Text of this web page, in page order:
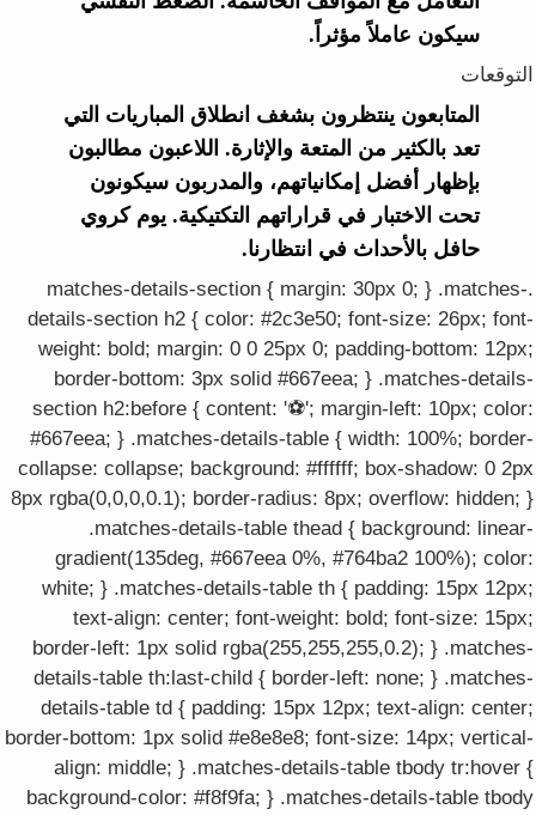
سيكون عاملاً مؤثراً.
التوقعات
المتابعون ينتظرون بشغف انطلاق المباريات التي
تعد بالكثير من المتعة والإثارة. اللاعبون مطالبون
بإظهار أفضل إمكانياتهم، والمدربون سيكونون
تحت الاختبار في قراراتهم التكتيكية. يوم كروي
حافل بالأحداث في انتظارنا.
.matches-details-section { margin: 30px 0; } .matches-
details-section h2 { color: #2c3e50; font-size: 26px; font-
weight: bold; margin: 0 0 25px 0; padding-bottom: 12px;
border-bottom: 3px solid #667eea; } .matches-details-
section h2:before { content: '⚽'; margin-left: 10px; color:
#667eea; } .matches-details-table { width: 100%; border-
collapse: collapse; background: #ffffff; box-shadow: 0 2px
8px rgba(0,0,0,0.1); border-radius: 8px; overflow: hidden; }
.matches-details-table thead { background: linear-
gradient(135deg, #667eea 0%, #764ba2 100%); color:
white; } .matches-details-table th { padding: 15px 12px;
text-align: center; font-weight: bold; font-size: 15px;
border-left: 1px solid rgba(255,255,255,0.2); } .matches-
details-table th:last-child { border-left: none; } .matches-
details-table td { padding: 15px 12px; text-align: center;
border-bottom: 1px solid #e8e8e8; font-size: 14px; vertical-
align: middle; } .matches-details-table tbody tr:hover {
background-color: #f8f9fa; } .matches-details-table tbody